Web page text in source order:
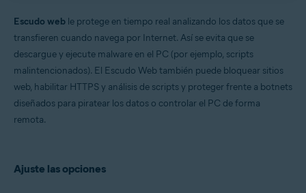
Microsoft Windows 11 Home/Pro/Enterprise/Education
Microsoft Windows 8.1/Pro/Enterprise - 32 o 64 bits
Microsoft Windows 8/Pro/Enterprise - 32 o 64 bits
Microsoft Windows 7 Home Basic/Home
Convenient Rollup Update, 32 o 64 bits
Apple macOS 14.x (Sonoma)
Apple macOS 10.15.x (Catalina)
Escudo web le protege en tiempo real analizando los datos que se
transfieren cuando navega por Internet. Así se evita que se
descargue y ejecute malware en el PC (por ejemplo, scripts
malintencionados). El Escudo Web también puede bloquear sitios
web, habilitar HTTPS y análisis de scripts y proteger frente a botnets
diseñados para piratear los datos o controlar el PC de forma
remota.
Ajuste las opciones